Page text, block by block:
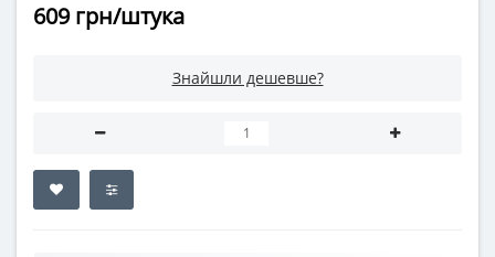
609 грн/штука
Знайшли дешевше?